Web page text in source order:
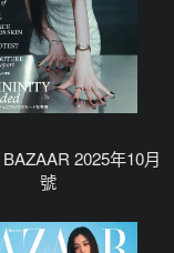
BAZAAR 2025年10月
號